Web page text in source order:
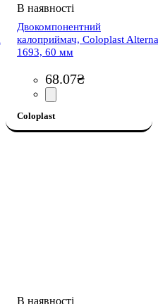
Двокомпонентний
калоприймач, Coloplast Alterna
1693, 60 мм
68.07₴
Coloplast